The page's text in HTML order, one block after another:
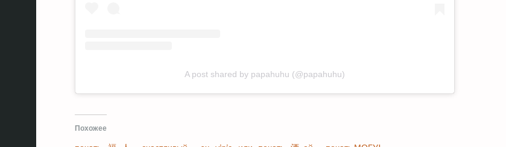
A post shared by papahuhu (@papahuhu)
Похожее